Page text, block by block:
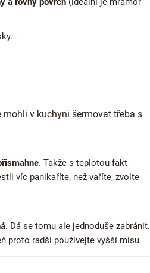
mohli v kuchyni šermovat třeba s
. Takže s teplotou fakt
víc panikaříte, než vaříte, zvolte
. Dá se tomu ale jednoduše zabránit.
proto radši používejte vyšší mísu.